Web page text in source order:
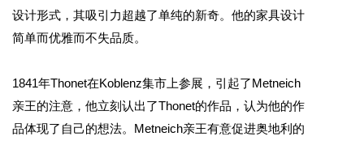
设计形式，其吸引力超越了单纯的新奇。他的家具设计
简单而优雅而不失品质。
1841年Thonet在Koblenz集市上参展，引起了Metneich
亲王的注意，他立刻认出了Thonet的作品，认为他的作
品体现了自己的想法。Metneich亲王有意促进奥地利的